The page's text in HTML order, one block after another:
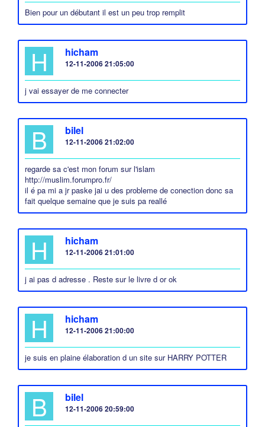
Bien pour un débutant il est un peu trop remplit
H hicham
12-11-2006 21:05:00
j vai essayer de me connecter
B bilel
12-11-2006 21:02:00
regarde sa c'est mon forum sur l'islam
http://muslim.forumpro.fr/
il é pa mi a jr paske jai u des probleme de conection donc sa
fait quelque semaine que je suis pa reallé
H hicham
12-11-2006 21:01:00
j ai pas d adresse . Reste sur le livre d or ok
H hicham
12-11-2006 21:00:00
je suis en plaine élaboration d un site sur HARRY POTTER
B bilel
12-11-2006 20:59:00